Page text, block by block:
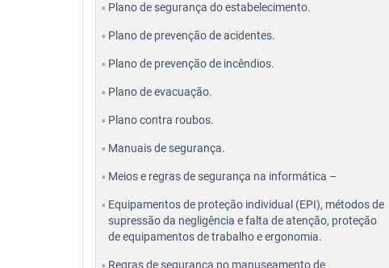
Plano de segurança do estabelecimento.
Plano de prevenção de acidentes.
Plano de prevenção de incêndios.
Plano de evacuação.
Plano contra roubos.
Manuais de segurança.
Meios e regras de segurança na informática –
Equipamentos de proteção individual (EPI), métodos de
supressão da negligência e falta de atenção, proteção
de equipamentos de trabalho e ergonomia.
Regras de segurança no manuseamento de